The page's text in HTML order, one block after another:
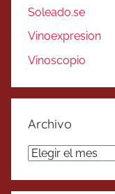
Soleado.se
Vinoexpresion
Vinoscopio
Archivo
Archivo